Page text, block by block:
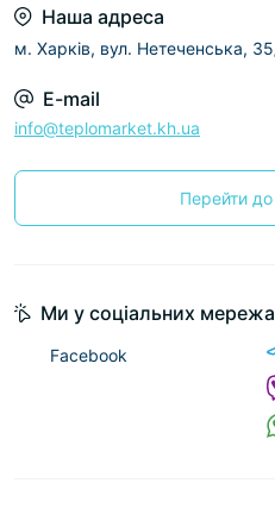
Наша адреса
м. Харків, вул. Нетеченська,
E-mail
info@teplomarket.kh.ua
Перейти до
Ми у соціальних
Facebook